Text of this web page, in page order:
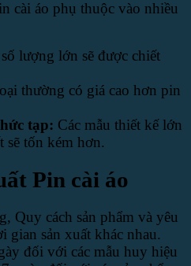
cài áo phụ thuộc vào nhiều
lượng lớn sẽ được chiết
thường có giá cao hơn pin
tạp: Các mẫu thiết kế lớn
sẽ tốn kém hơn.
Pin cài áo
Quy cách sản phẩm và yêu
gian sản xuất khác nhau.
đối với các mẫu huy hiệu